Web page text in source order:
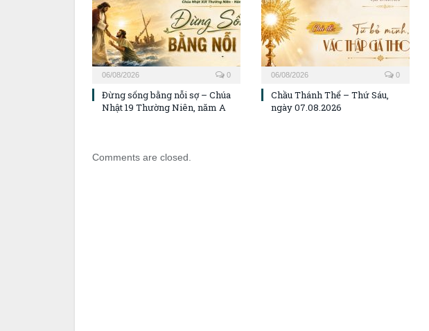
06/08/2026 0
Đừng sống bằng nỗi sợ – Chúa
Nhật 19 Thường Niên, năm A
06/08/2026 0
Chầu Thánh Thể – Thứ Sáu,
ngày 07.08.2026
Comments are closed.